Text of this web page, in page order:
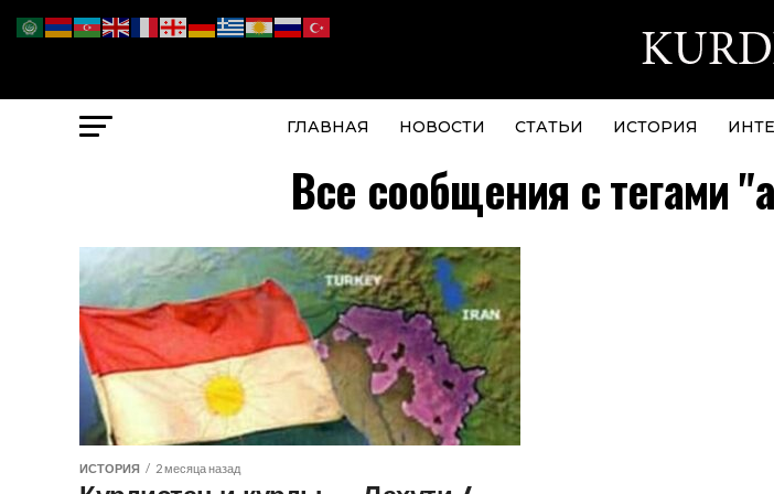
ГЛАВНАЯ НОВОСТИ СТАТЬИ ИСТОРИЯ
Все сообщения с тегами
ИСТОРИЯ 2 месяца назад